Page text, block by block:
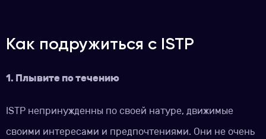
Как подружиться с ISTP
1. Плывите по течению
ISTP непринужденны по своей натуре, движимые
своими интересами и предпочтениями. Они не очень